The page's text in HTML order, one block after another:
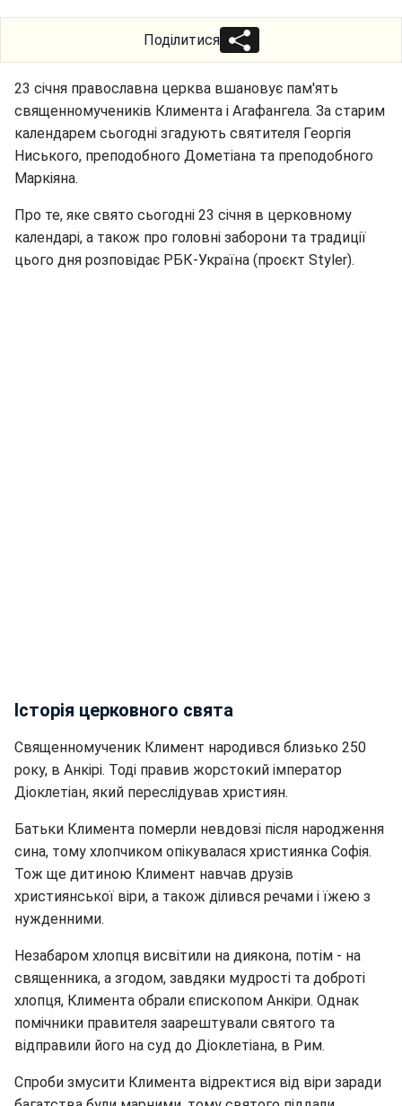
Поділитися
23 січня православна церква вшановує пам'ять
священномучеників Климента і Агафангела. За старим
календарем сьогодні згадують святителя Георгія
Ниського, преподобного Дометіана та преподобного
Маркіяна.
Про те, яке свято сьогодні 23 січня в церковному
календарі, а також про головні заборони та традиції
цього дня розповідає РБК-Україна (проєкт Styler).
Історія церковного свята
Священномученик Климент народився близько 250
року, в Анкірі. Тоді правив жорстокий імператор
Діоклетіан, який переслідував християн.
Батьки Климента померли невдовзі після народження
сина, тому хлопчиком опікувалася християнка Софія.
Тож ще дитиною Климент навчав друзів
християнської віри, а також ділився речами і їжею з
нужденними.
Незабаром хлопця висвітили на диякона, потім - на
священника, а згодом, завдяки мудрості та доброті
хлопця, Климента обрали єпископом Анкіри. Однак
помічники правителя заарештували святого та
відправили його на суд до Діоклетіана, в Рим.
Спроби змусити Климента відректися від віри заради